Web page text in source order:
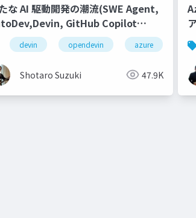
designer & developer collaboration
copilot github copilot chat visual
な AI 駆動開発の潮流(SWE Agent,
GitHub Copilot
等)
devin opendevin azure
Shotaro Suzuki 47.9K